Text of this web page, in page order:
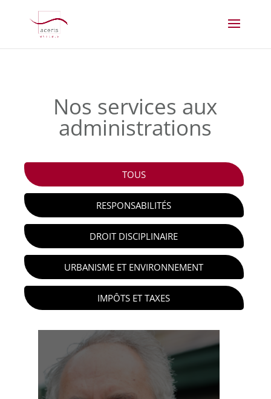
Nos services aux
administrations
TOUS
RESPONSABILITÉS
DROIT DISCIPLINAIRE
URBANISME ET ENVIRONNEMENT
IMPÔTS ET TAXES